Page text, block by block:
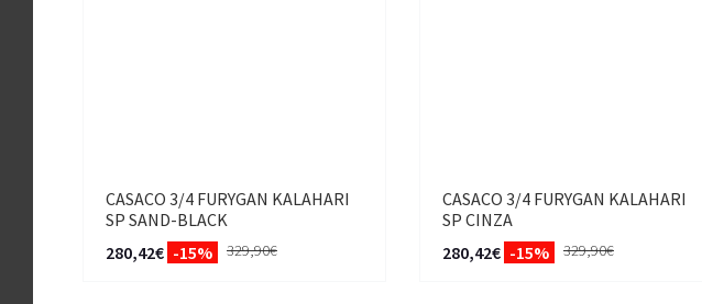
CASACO 3/4 FURYGAN KALAHARI
SP SAND-BLACK
280,42€ -15% 329,90€
CASACO 3/4 FURYGAN KALAHARI
SP CINZA
280,42€ -15% 329,90€